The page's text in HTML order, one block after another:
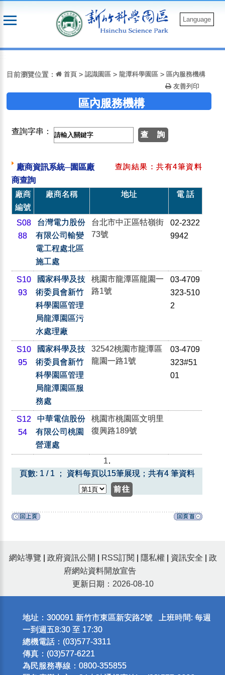
到
Language
目前瀏覽位置： 首頁 >認識園區 >龍潭科學園區 > 區內服務機構
友善列印
區內服務機構
查詢字串：
廠商資訊系統─園區廠
商查詢
查詢結果：共有4筆資料
廠商
編號
廠商名稱 地址 電 話
S08
88
台灣電力股份
有限公司輸變
電工程處北區
施工處
台北市中正區牯嶺街
73號
02-2322
9942
S10
93
國家科學及技
術委員會新竹
科學園區管理
局龍潭園區污
水處理廠
桃園市龍潭區龍園一
路1號
03-4709
323-510
2
S10
95
國家科學及技
術委員會新竹
科學園區管理
局龍潭園區服
務處
32542桃園市龍潭區
龍園一路1號
03-4709
323#51
01
S12
54
中華電信股份
有限公司桃園
營運處
桃園市桃園區文明里
復興路189號
1.
頁數: 1 / 1 ； 資料每頁以15筆展現；共有4 筆資料
網站導覽 政府資訊公開 RSS訂閱 隱私權 資訊安全
政
府網站資料開放宣告
更新日期：2026-08-10
地址：300091 新竹市東區新安路2號 上班時間: 每週
一到週五8:30 至 17:30
總機電話：(03)577-3311
傳真：(03)577-6221
為民服務專線：0800-355855